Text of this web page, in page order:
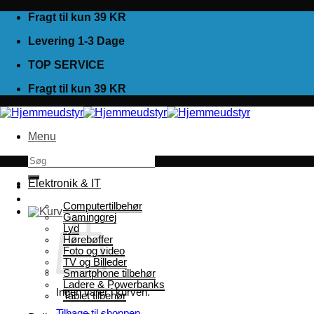
Fortsæt
indhold
Fragt til kun 39 KR
Levering 1-3 Dage
TOP SERVICE
Fragt til kun 39 KR
Menu
Søg
Ingen varer i kurven.
Elektronik & IT
Computertilbehør
Gaminggrej
Lyd
Hørebøffer
Foto og video
TV og Billeder
Smartphone tilbehør
Ladere & Powerbanks
Tablet tilbehør